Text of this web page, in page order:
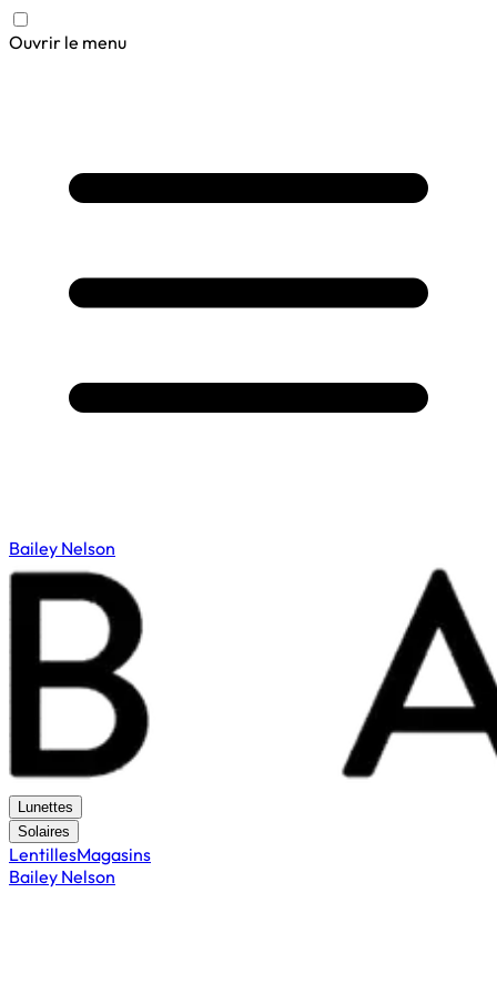
Ouvrir le menu
Bailey Nelson
Lunettes
Solaires
LentillesMagasins
Bailey Nelson